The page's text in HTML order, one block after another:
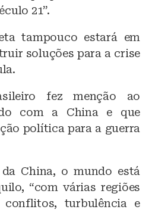
21”.
tampouco estará em
soluções para a crise
fez menção ao
com a China e que
política para a guerra
China, o mundo está
“com várias regiões
conflitos, turbulência e